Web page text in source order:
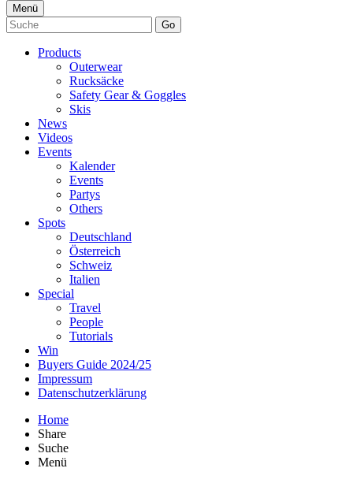
Menü
Go
Products
Outerwear
Rucksäcke
Safety Gear & Goggles
Skis
News
Videos
Events
Kalender
Events
Partys
Others
Spots
Deutschland
Österreich
Schweiz
Italien
Special
Travel
People
Tutorials
Win
Buyers Guide 2024/25
Impressum
Datenschutzerklärung
Home
Share
Suche
Menü